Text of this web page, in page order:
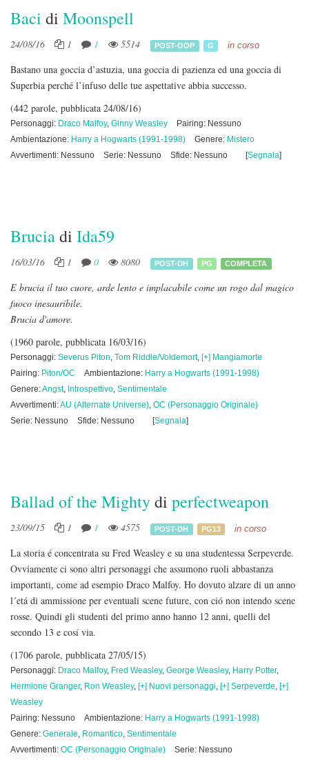
Baci di Moonspell
24/08/16 1 1 5514 POST-OOP G in corso
Bastano una goccia d’astuzia, una goccia di pazienza ed una goccia di
Superbia perché l’infuso delle tue aspettative abbia successo.
(442 parole, pubblicata 24/08/16)
Personaggi: Draco Malfoy, Ginny Weasley
Pairing: Nessuno
Ambientazione: Harry a Hogwarts (1991-1998) Genere: Mistero
Avvertimenti: Nessuno
Serie: Nessuno Sfide: Nessuno [Segnala]
Bruciadi Ida59
16/03/16 1 0 8080 POST-DH PG COMPLETA
E brucia il tuo cuore, arde lento e implacabile come un rogo dal magico
fuoco inesauribile.
Brucia d'amore.
(1960 parole, pubblicata 16/03/16)
Personaggi: Severus Piton, Tom Riddle/Voldemort, [+] Mangiamorte
Pairing: Piton/OC Ambientazione: Harry a Hogwarts (1991-1998)
Genere:Angst, Introspettivo, Sentimentale
Avvertimenti:AU (Alternate Universe), OC (Personaggio Originale)
Serie: Nessuno
Sfide: Nessuno [Segnala]
Ballad of the Mightydi perfectweapon
23/09/15 1 1 4575 POST-DH PG13 in corso
La storia é concentrata su Fred Weasley e su una studentessa Serpeverde.
Ovviamente ci sono altri personaggi che assumono ruoli abbastanza
importanti, come ad esempio Draco Malfoy. Ho dovuto alzare di un anno
l´etá di ammissione per eventuali scene future, con ció non intendo scene
rosse. Quindi gli studenti del primo anno hanno 12 anni, quelli del
secondo 13 e cosí via.
(1706 parole, pubblicata 27/05/15)
Personaggi: Draco Malfoy, Fred Weasley, George Weasley, Harry Potter,
Hermione Granger, Ron Weasley, [+] Nuovi personaggi, [+] Serpeverde, [+]
Weasley
Pairing: Nessuno
Ambientazione: Harry a Hogwarts (1991-1998)
Genere: Generale, Romantico, Sentimentale
Avvertimenti: OC (Personaggio Originale)
Serie: Nessuno